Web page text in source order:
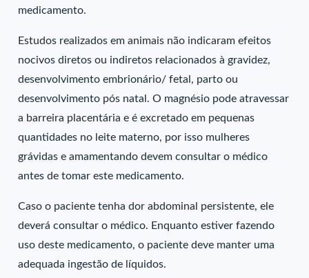
medicamento.
Estudos realizados em animais não indicaram efeitos
nocivos diretos ou indiretos relacionados à gravidez,
desenvolvimento embrionário/ fetal, parto ou
desenvolvimento pós natal. O magnésio pode atravessar
a barreira placentária e é excretado em pequenas
quantidades no leite materno, por isso mulheres
grávidas e amamentando devem consultar o médico
antes de tomar este medicamento.
Caso o paciente tenha dor abdominal persistente, ele
deverá consultar o médico. Enquanto estiver fazendo
uso deste medicamento, o paciente deve manter uma
adequada ingestão de líquidos.